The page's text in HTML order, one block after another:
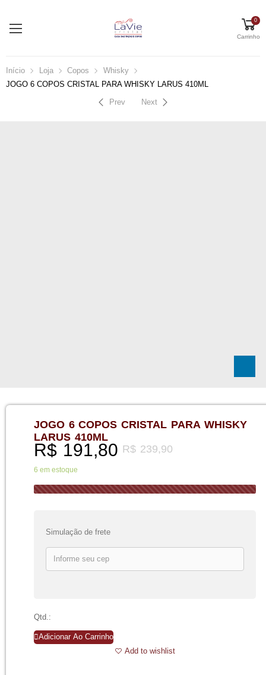
0
Carrinho
Início Loja Copos
Whisky
JOGO 6 COPOS CRISTAL PARA WHISKY LARUS 410ML
Prev Next
JOGO 6 COPOS CRISTAL PARA WHISKY
LARUS 410ML
R$239,90
R$191,80
6 em estoque
Simulação de frete
Qtd.:
Adicionar Ao Carrinho
Add to wishlist